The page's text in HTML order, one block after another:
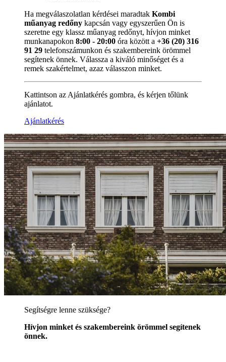
Ha megválaszolatlan kérdései maradtak Kombi
műanyag redőny kapcsán vagy egyszerűen Ön is
szeretne egy klassz műanyag redőnyt, hívjon minket
munkanapokon 8:00 - 20:00 óra között a +36 (20) 316
91 29 telefonszámunkon és szakembereink örömmel
segítenek önnek. Válassza a kiváló minőséget és a
remek szakértelmet, azaz válasszon minket.
Kattintson az Ajánlatkérés gombra, és kérjen tőlünk
ajánlatot.
Ajánlatkérés
Segítségre lenne szüksége?
Hívjon minket és szakembereink örömmel segítenek
önnek.